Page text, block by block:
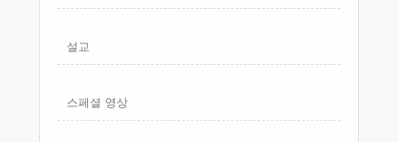
설교
스페셜 영상